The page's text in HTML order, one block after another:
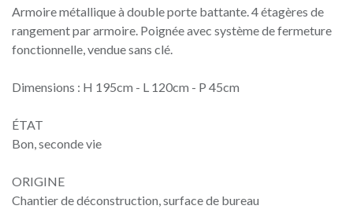
Armoire métallique à double porte battante. 4 étagères de
rangement par armoire. Poignée avec système de fermeture
fonctionnelle, vendue sans clé.
Dimensions : H 195cm - L 120cm - P 45cm
ÉTAT
Bon, seconde vie
ORIGINE
Chantier de déconstruction, surface de bureau